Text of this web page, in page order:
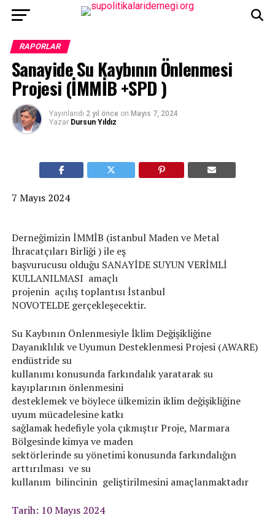
RAPORLAR
Sanayide Su Kaybının Önlenmesi
Projesi (İMMİB +SPD )
Yayınlandı 2 yıl önce on Mayıs 7, 2024
Yazar Dursun Yıldız
7 Mayıs 2024
Derneğimizin İMMİB (istanbul Maden ve Metal
İhracatçıları Birliği ) ile eş
başvurucusu olduğu SANAYİDE SUYUN VERİMLİ
KULLANILMASI amaçlı
projenin açılış toplantısı İstanbul
NOVOTELDE gerçekleşecektir.
Su Kaybının Önlenmesiyle İklim Değişikliğine
Dayanıklılık ve Uyumun Desteklenmesi Projesi (AWARE)
endüstride su
kullanımı konusunda farkındalık yaratarak su
kayıplarının önlenmesini
desteklemek ve böylece ülkemizin iklim değişikliğine
uyum mücadelesine katkı
sağlamak hedefiyle yola çıkmıştır Proje, Marmara
Bölgesinde kimya ve maden
sektörlerinde su yönetimi konusunda farkındalığın
arttırılması ve su
kullanım bilincinin geliştirilmesini amaçlanmaktadır
Tarih: 10 Mayıs 2024